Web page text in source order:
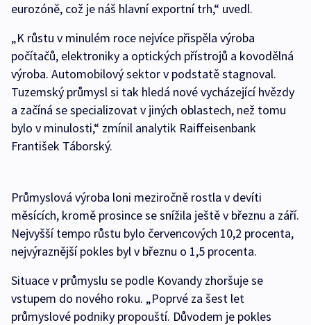
eurozóně, což je náš hlavní exportní trh,“ uvedl.
„K růstu v minulém roce nejvíce přispěla výroba
počítačů, elektroniky a optických přístrojů a kovodělná
výroba. Automobilový sektor v podstatě stagnoval.
Tuzemský průmysl si tak hledá nové vycházející hvězdy
a začíná se specializovat v jiných oblastech, než tomu
bylo v minulosti,“ zmínil analytik Raiffeisenbank
František Táborský.
Průmyslová výroba loni meziročně rostla v devíti
měsících, kromě prosince se snížila ještě v březnu a září.
Nejvyšší tempo růstu bylo červencových 10,2 procenta,
nejvýraznější pokles byl v březnu o 1,5 procenta.
Situace v průmyslu se podle Kovandy zhoršuje se
vstupem do nového roku. „Poprvé za šest let
průmyslové podniky propouští. Důvodem je pokles